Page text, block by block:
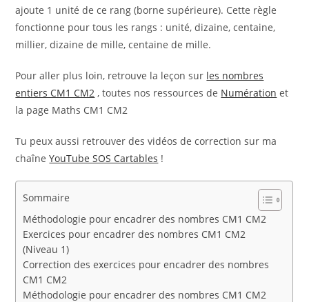
ajoute 1 unité de ce rang (borne supérieure). Cette règle
fonctionne pour tous les rangs : unité, dizaine, centaine,
millier, dizaine de mille, centaine de mille.
Pour aller plus loin, retrouve la leçon sur les nombres
entiers CM1 CM2 , toutes nos ressources de Numération et
la page Maths CM1 CM2
Tu peux aussi retrouver des vidéos de correction sur ma
chaîneYouTube SOS Cartables !
Sommaire
Méthodologie pour encadrer des nombres CM1 CM2
Exercices pour encadrer des nombres CM1 CM2
(Niveau 1)
Correction des exercices pour encadrer des nombres
CM1 CM2
Méthodologie pour encadrer des nombres CM1 CM2